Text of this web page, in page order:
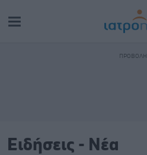
Ειδήσεις - Νέα